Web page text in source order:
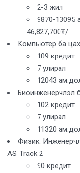
2-3 жил
9870-13095
46,827,700₮/
Компьютер ба
109 кредит
7 улирал
12043
Биоинженерчлэл
102 кредит
7 улирал
11320
Физик,
AS-Track 2
90 кредит